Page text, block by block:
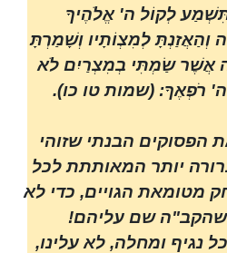
לְקוֹל ה' אֱלֹהֶיךָ
וְהַאֲזַנְתָּ לְמִצְוֹתָיו וְשָׁמַרְתָּ
אֲשֶׁר שַׂמְתִּי בְמִצְרַיִם לֹא
רֹפְאֶךָ: (שמות טו כו).
הפסוקים הבנתי שזוהי
יותר המאותתת לכל
מטומאת הגויים, כדי לא
שם עליהם!
נגיף ומחלה, לא עלינו,